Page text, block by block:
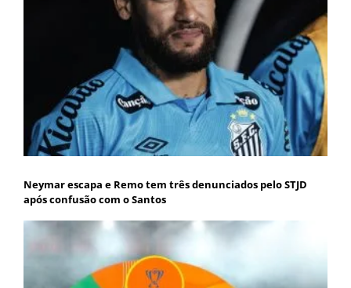
Neymar escapa e Remo tem três denunciados pelo STJD
após confusão com o Santos